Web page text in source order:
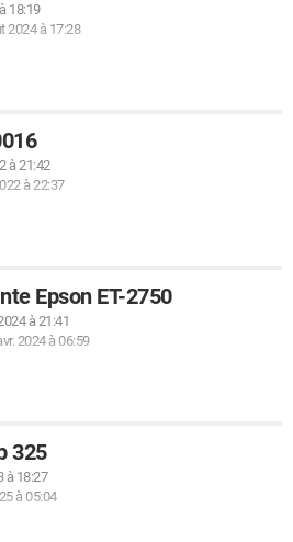
18:19
2024 à 17:28
à 21:42
à 22:37
Epson ET-2750
à 21:41
2024 à 06:59
325
à 18:27
à 05:04